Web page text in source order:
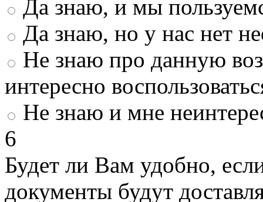
Да знаю, и мы
Да знаю, но у нас нет
Не знаю про данную
интересно
Не знаю и мне
6
Будет ли Вам удобно,
документы будут